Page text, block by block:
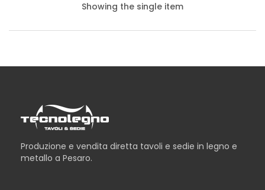
Showing the single item
Produzione e vendita diretta tavoli e sedie in legno e
metallo a Pesaro.